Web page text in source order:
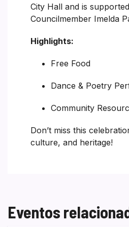
City Hall and is
Councilmember Imelda
Highlights:
Free Food
Dance & Poetry
Community
Don’t miss this
culture, and heritage!
Eventos